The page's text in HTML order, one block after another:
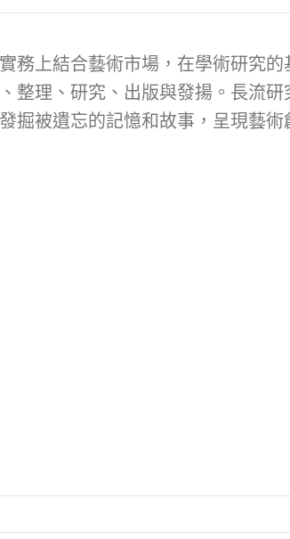
務上結合藝術市場，在學術研究
整理、研究、出版與發揚。長流
掘被遺忘的記憶和故事，呈現藝術